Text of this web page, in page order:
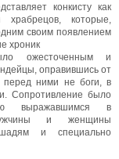
конкисту как
храбрецов, которые,
своим появлением
хроник
ожесточенным и
оправившись от
перед ними не боги, в
Сопротивление было
выражавшимся в
и женщины
и специально